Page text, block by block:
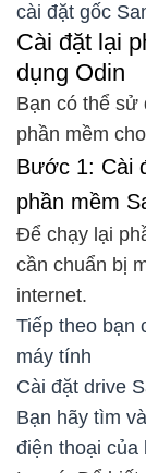
cài đặt gốc
Cài đặt lại
dụng Odin
Bạn có thể sử
phần mềm
Bước 1: Cài
phần mềm
Để chạy lại
cần chuẩn bị
internet.
Tiếp theo bạn
máy tính
Cài đặt drive
Bạn hãy tìm
điện thoại của